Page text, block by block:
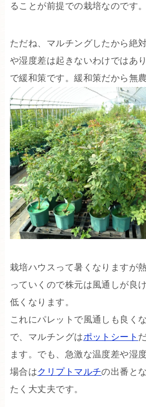
ることが前提での栽培なのです。
ただね、マルチングしたから絶
や湿度差は起きないわけではあ
で緩和策です。緩和策だから無
栽培ハウスって暑くなりますが
っていくので株元は風通しが良
低くなります。
これにパレットで風通しも良く
で、マルチングはポットシート
ます。でも、急激な温度差や湿
場合はクリプトマルチの出番と
たく大丈夫です。